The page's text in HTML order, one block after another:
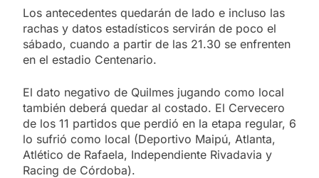
Los antecedentes quedarán de lado e incluso las
rachas y datos estadísticos servirán de poco el
sábado, cuando a partir de las 21.30 se enfrenten
en el estadio Centenario.
El dato negativo de Quilmes jugando como local
también deberá quedar al costado. El Cervecero
de los 11 partidos que perdió en la etapa regular, 6
lo sufrió como local (Deportivo Maipú, Atlanta,
Atlético de Rafaela, Independiente Rivadavia y
Racing de Córdoba).